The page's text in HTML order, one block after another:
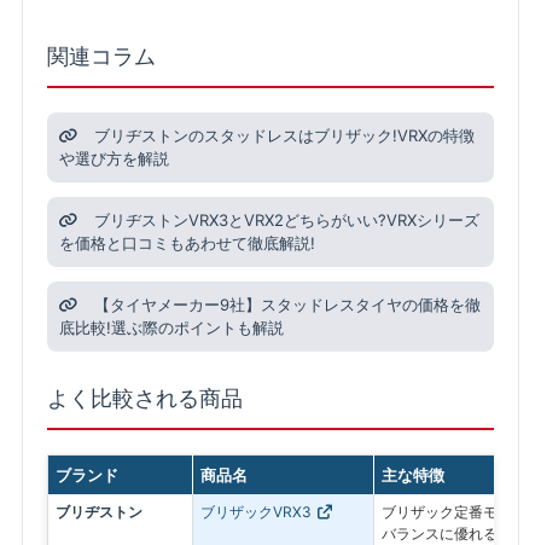
関連コラム
ブリヂストンのスタッドレスはブリザック!VRXの特徴
や選び方を解説
ブリヂストンVRX3とVRX2どちらがいい?VRXシリーズ
を価格と口コミもあわせて徹底解説!
【タイヤメーカー9社】スタッドレスタイヤの価格を徹
底比較!選ぶ際のポイントも解説
よく比較される商品
ブランド 商品名 主な特徴
ブリヂストン ブリザックVRX3
ブリザック定番モデル
バランスに優れる